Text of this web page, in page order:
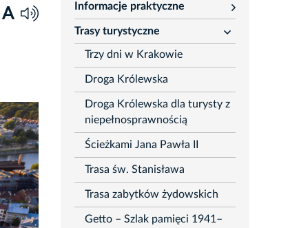
A Informacje praktyczne
rozwiń
Trasy turystyczne
rozwiń
Trzy dni w Krakowie
Droga Królewska
Droga Królewska dla turysty z
niepełnosprawnością
Ścieżkami Jana Pawła II
Trasa św. Stanisława
Trasa zabytków żydowskich
Getto – Szlak pamięci 1941–